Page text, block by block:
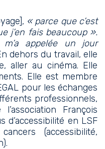
« parce que c’est
j’en fais beaucoup ».
appelée un jour
dehors du travail, elle
aller au cinéma. Elle
Elle est membre
pour les échanges
professionnels,
l’association François
en LSF
(accessibilité,